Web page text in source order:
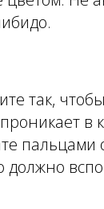
так,
в
должно